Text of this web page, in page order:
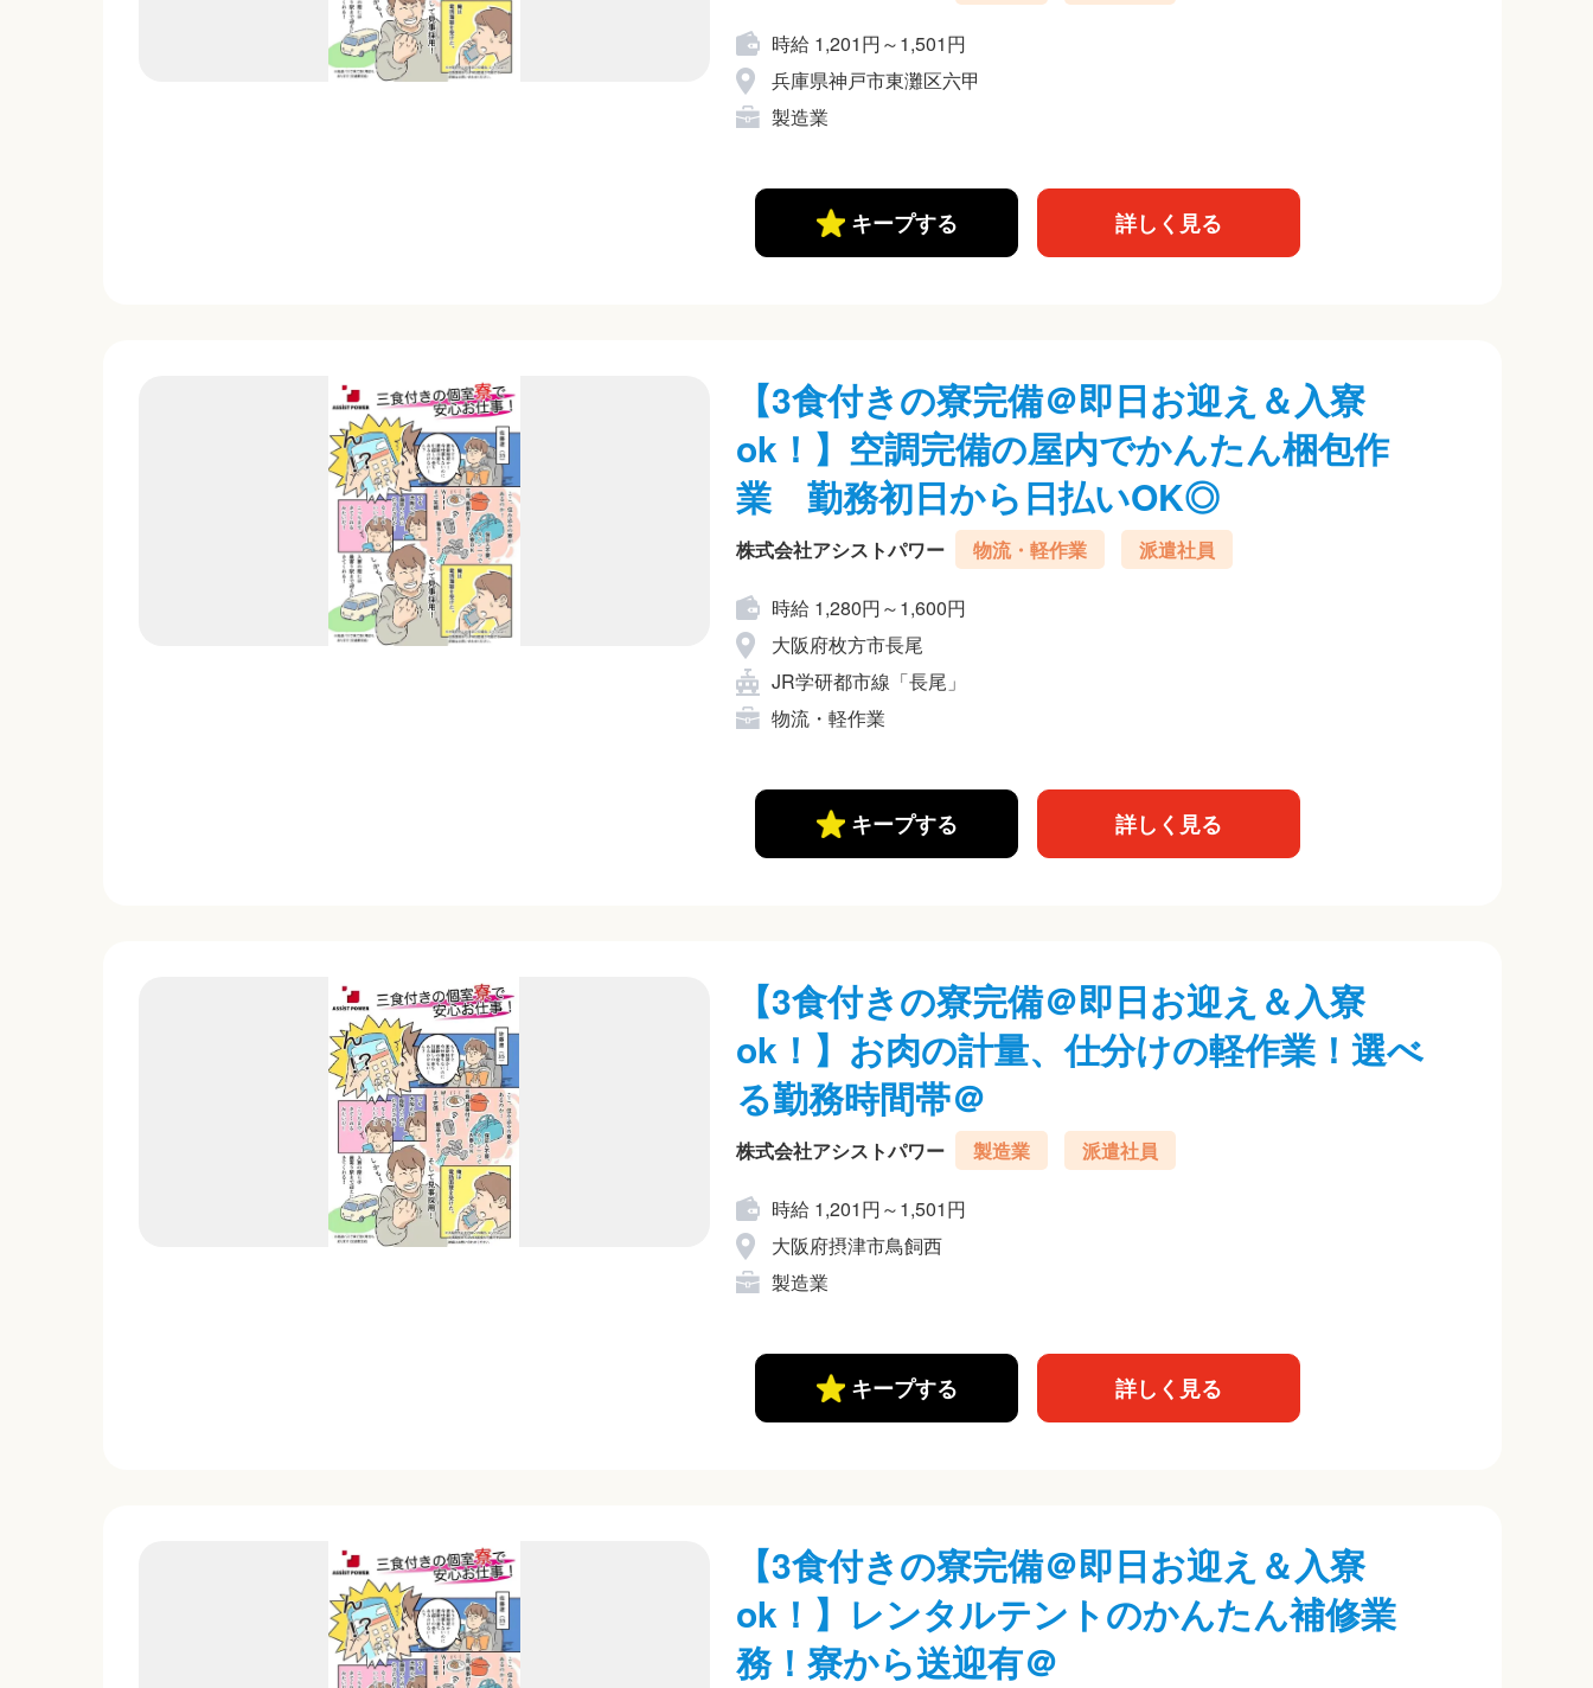
時給 1,201円～1,501円
兵庫県神戸市東灘区六甲
製造業
キープする 詳しく見る
【3食付きの寮完備＠即日お迎え＆入寮
ok！】空調完備の屋内でかんたん梱包作
業 勤務初日から日払いOK◎
株式会社アシストパワー 物流・軽作業 派遣社員
時給 1,280円～1,600円
大阪府枚方市長尾
JR学研都市線「長尾」
物流・軽作業
キープする 詳しく見る
【3食付きの寮完備＠即日お迎え＆入寮
ok！】お肉の計量、仕分けの軽作業！選べ
る勤務時間帯＠
株式会社アシストパワー 製造業 派遣社員
時給 1,201円～1,501円
大阪府摂津市鳥飼西
製造業
キープする 詳しく見る
【3食付きの寮完備＠即日お迎え＆入寮
ok！】レンタルテントのかんたん補修業
務！寮から送迎有＠